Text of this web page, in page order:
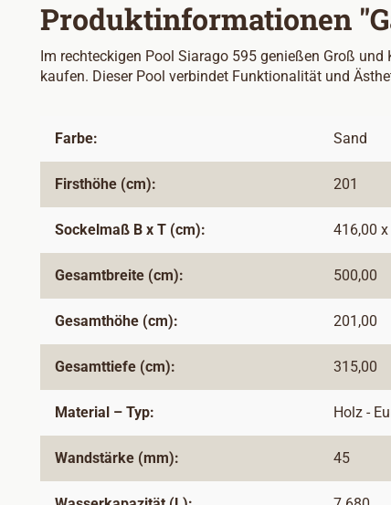
Produktinformationen
Im rechteckigen Pool Siarago 595 genießen Groß
kaufen. Dieser Pool verbindet Funktionalität und
Farbe: Sand
Firsthöhe (cm): 201
Sockelmaß B x T (cm): 416,00
Gesamtbreite (cm): 500,00
Gesamthöhe (cm): 201,00
Gesamttiefe (cm): 315,00
Material – Typ: Holz -
Wandstärke (mm): 45